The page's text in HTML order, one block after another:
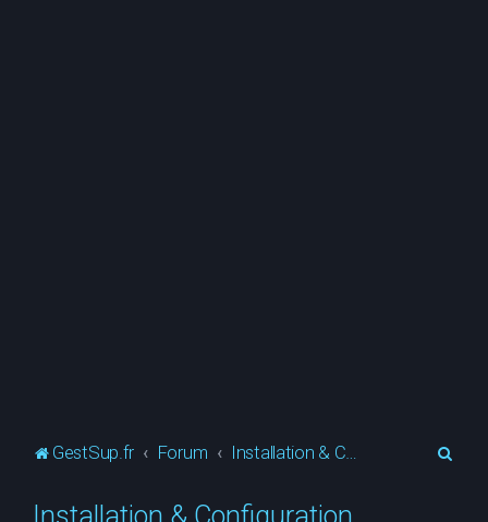
GestSup.fr Forum Installation & Configuration